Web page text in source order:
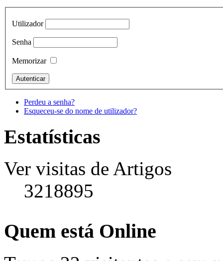
Utilizador
Senha
Memorizar
Perdeu a senha?
Esqueceu-se do nome de utilizador?
Estatísticas
Ver visitas de Artigos
3218895
Quem está Online